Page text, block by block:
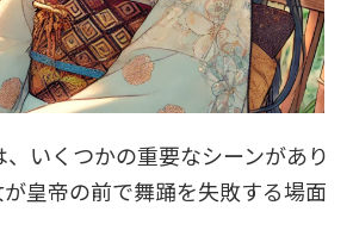
いくつかの重要なシーンがあり
皇帝の前で舞踊を失敗する場面